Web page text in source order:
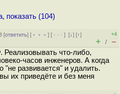
показать (104)
[ответить] [ ﹢﹢﹢] [ · · ·][↓] [↑]
+4
+ / –
Реализовывать что-либо,
часов инженеров. А когда
"не развивается" и удалить.
их приведёте и без меня